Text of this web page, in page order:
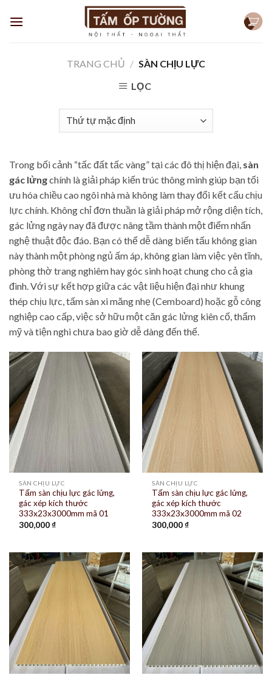
TRANG CHỦ / SÀN CHỊU LỰC
LỌC
Trong bối cảnh “tấc đất tấc vàng” tại các đô thị hiện đại, sàn
gác lửngchính là giải pháp kiến trúc thông minh giúp bạn tối
ưu hóa chiều cao ngôi nhà mà không làm thay đổi kết cấu chịu
lực chính. Không chỉ đơn thuần là giải pháp mở rộng diện tích,
gác lửng ngày nay đã được nâng tầm thành một điểm nhấn
nghệ thuật độc đáo. Bạn có thể dễ dàng biến tấu không gian
này thành một phòng ngủ ấm áp, không gian làm việc yên tĩnh,
phòng thờ trang nghiêm hay góc sinh hoạt chung cho cả gia
đình. Với sự kết hợp giữa các vật liệu hiện đại như khung
thép chịu lực, tấm sàn xi măng nhẹ (Cemboard) hoặc gỗ công
nghiệp cao cấp, việc sở hữu một căn gác lửng kiên cố, thẩm
mỹ và tiện nghi chưa bao giờ dễ dàng đến thế.
SÀN CHỊU LỰC
Tấm sàn chịu lực gác lửng,
gác xép kích thước
333x23x3000mm mã 01
300,000₫
SÀN CHỊU LỰC
Tấm sàn chịu lực gác lửng,
gác xép kích thước
333x23x3000mm mã 02
300,000₫